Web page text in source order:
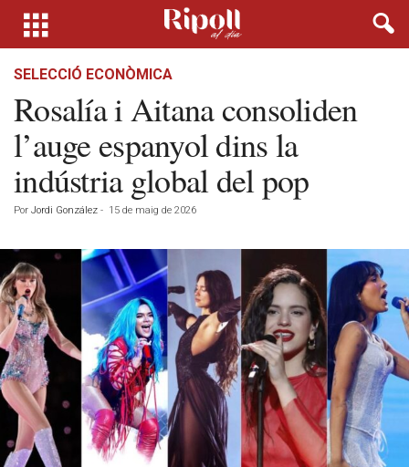
SELECCIÓ ECONÒMICA
Rosalía i Aitana consoliden
l’auge espanyol dins la
indústria global del pop
Por Jordi González - 15 de maig de 2026